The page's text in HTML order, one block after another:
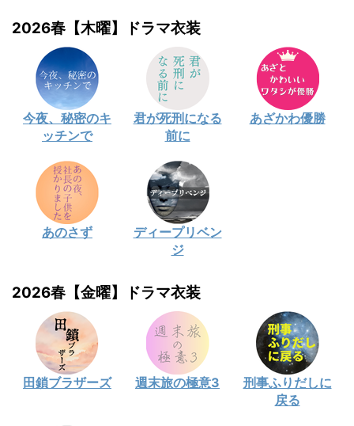
2026春【木曜】ドラマ衣装
今夜、秘密のキ
ッチンで
君が死刑になる
前に
あざかわ優勝
あのさず
ディープリベン
ジ
2026春【金曜】ドラマ衣装
田鎖ブラザーズ 週末旅の極意3
刑事ふりだしに
戻る